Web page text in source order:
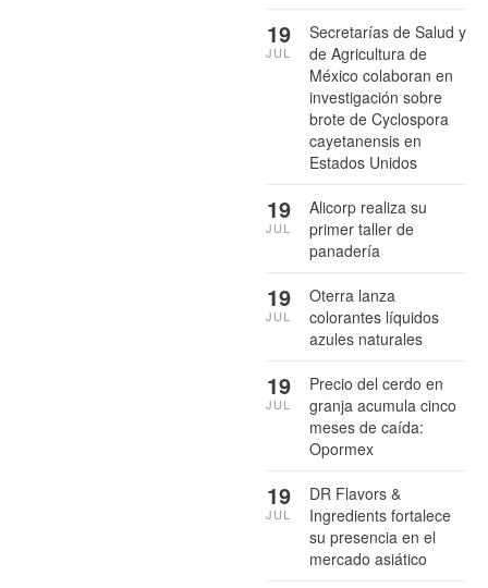
Secretarías de Salud y
de Agricultura de
México colaboran en
investigación sobre
brote de Cyclospora
cayetanensis en
Estados Unidos
19
JUL
Alicorp realiza su
primer taller de
panadería
19
JUL
Oterra lanza
colorantes líquidos
azules naturales
19
JUL
Precio del cerdo en
granja acumula cinco
meses de caída:
Opormex
19
JUL
DR Flavors &
Ingredients fortalece
su presencia en el
mercado asiático
19
JUL